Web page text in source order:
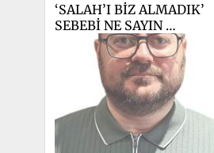
‘SALAH’I BİZ ALMADIK’
SEBEBİ NE SAYIN
BAŞKAN?